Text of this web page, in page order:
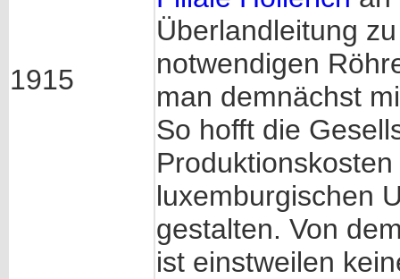
1915
Überlandleitung
notwendigen
man demnächst
So hofft die
luxemburgischen
gestalten. Von
ist einstweilen